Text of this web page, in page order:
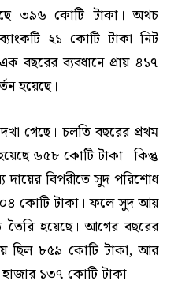
৩৯৬ কোটি টাকা। অথচ
২১ কোটি টাকা নিট
বছরের ব্যবধানে প্রায় ৪১৭
হয়েছে।
গেছে। চলতি বছরের প্রথম
৬৫৮ কোটি টাকা। কিন্তু
বিপরীতে সুদ পরিশোধ
কোটি টাকা। ফলে সুদ আয়
হয়েছে। আগের বছরের
ছিল ৮৫৯ কোটি টাকা, আর
১৩৭ কোটি টাকা।